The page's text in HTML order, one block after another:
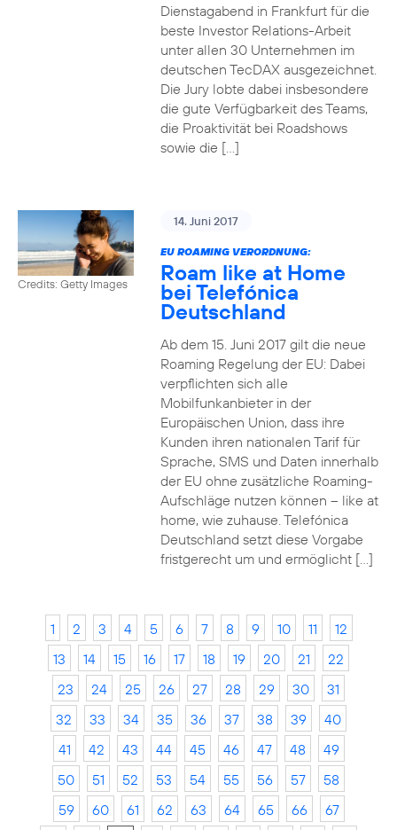
Dienstagabend in Frankfurt für die
beste Investor Relations-Arbeit
unter allen 30 Unternehmen im
deutschen TecDAX ausgezeichnet.
Die Jury lobte dabei insbesondere
die gute Verfügbarkeit des Teams,
die Proaktivität bei Roadshows
sowie die […]
Credits: Getty Images
14. Juni 2017
EU ROAMING VERORDNUNG:
Roam like at Home
bei Telefónica
Deutschland
Ab dem 15. Juni 2017 gilt die neue
Roaming Regelung der EU: Dabei
verpflichten sich alle
Mobilfunkanbieter in der
Europäischen Union, dass ihre
Kunden ihren nationalen Tarif für
Sprache, SMS und Daten innerhalb
der EU ohne zusätzliche Roaming-
Aufschläge nutzen können – like at
home, wie zuhause. Telefónica
Deutschland setzt diese Vorgabe
fristgerecht um und ermöglicht […]
1 2 3 4 5 6 7 8 9 10 11
12
13
14 15 16 17 18 19 20 21
22
23
24 25 26 27 28 29 30
31
32
33 34 35 36 37 38 39
40
41
42 43 44 45 46 47 48
49
50
51 52 53 54 55 56 57
58
59
60 61 62 63 64 65 66
67